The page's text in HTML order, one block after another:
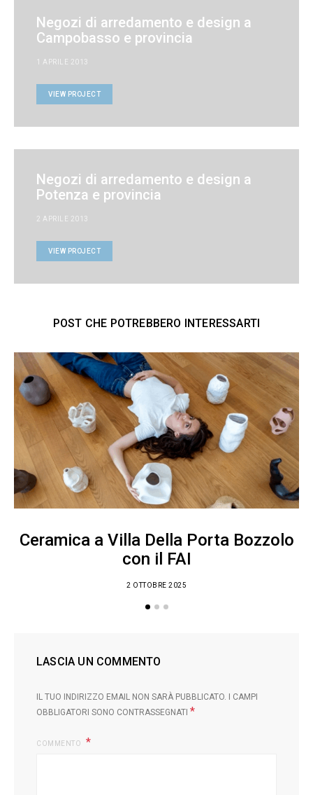
Negozi di arredamento e design a
Campobasso e provincia
1 APRILE 2013
VIEW PROJECT
Negozi di arredamento e design a
Potenza e provincia
2 APRILE 2013
VIEW PROJECT
POST CHE POTREBBERO INTERESSARTI
Ceramica a Villa Della Porta Bozzolo
con il FAI
2 OTTOBRE 2025
LASCIA UN COMMENTO
IL TUO INDIRIZZO EMAIL NON SARÀ PUBBLICATO.
I CAMPI
OBBLIGATORI SONO CONTRASSEGNATI *
COMMENTO